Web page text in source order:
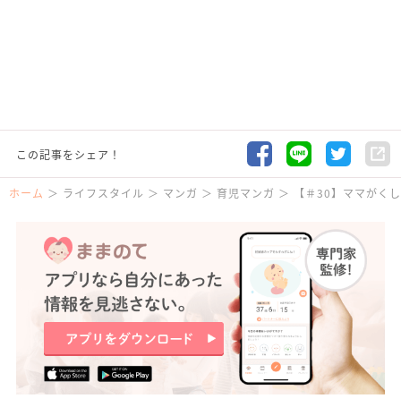
この記事をシェア！
ホーム ライフスタイル マンガ 育児マンガ 【＃30】ママが